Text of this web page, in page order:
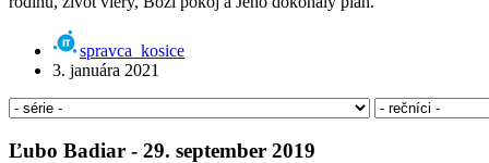
spravca_kosice
3. januára 2021
Ľubo Badiar - 29. september 2019